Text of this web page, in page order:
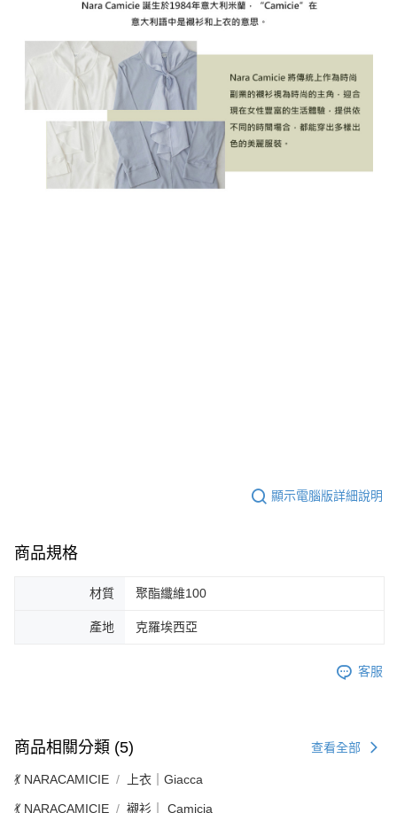
顯示電腦版詳細說明
商品規格
材質 聚酯纖維100
產地 克羅埃西亞
客服
商品相關分類 (5) 查看全部
💃 NARACAMICIE 上衣｜Giacca
💃 NARACAMICIE 襯衫｜ Camicia